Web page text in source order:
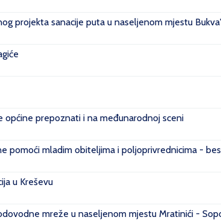
projekta sanacije puta u naseljenom mjestu
općine prepoznati i na međunarodnoj sceni
pomoći mladim obiteljima i poljoprivrednicima -
u Kreševu
mreže u naseljenom mjestu Mratinići -